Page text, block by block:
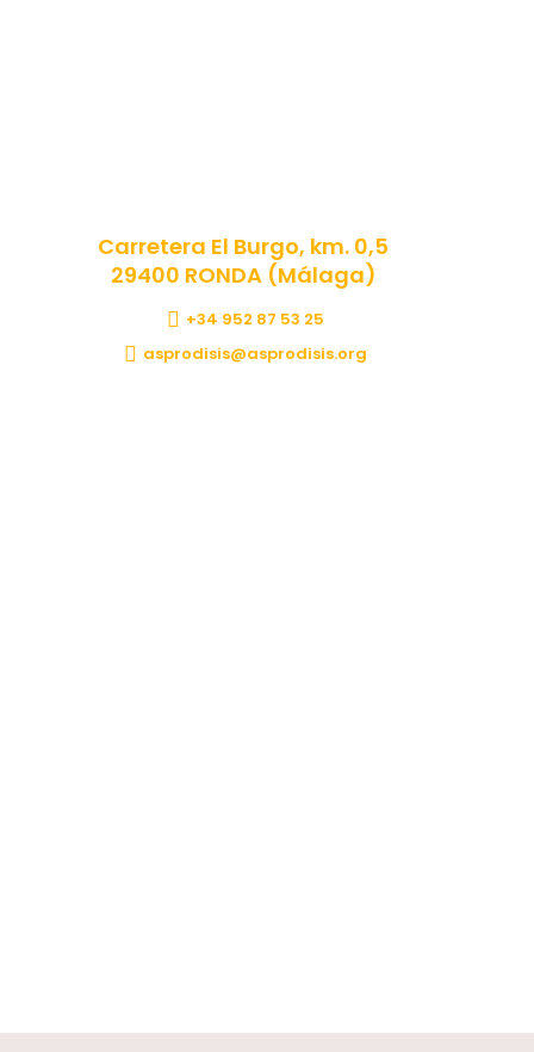
Carretera El Burgo, km. 0,5
29400 RONDA (Málaga)
+34 952 87 53 25
asprodisis@asprodisis.org